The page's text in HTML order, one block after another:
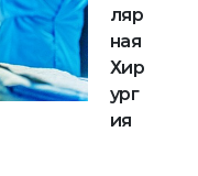
ляр
ная
Хир
ург
ия